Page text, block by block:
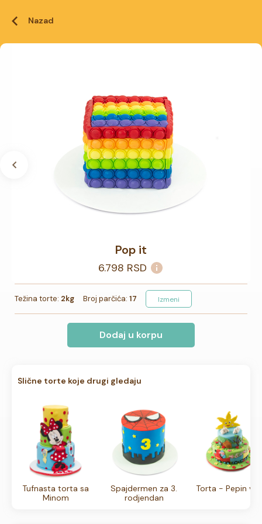
Nazad
Pop it
6.798 RSD
Težina torte: 2kg Broj parčića: 17 Izmeni
Dodaj u korpu
Slične torte koje drugi gledaju
Tufnasta torta sa
Minom
Spajdermen za 3.
rodjendan
Torta - Pepin